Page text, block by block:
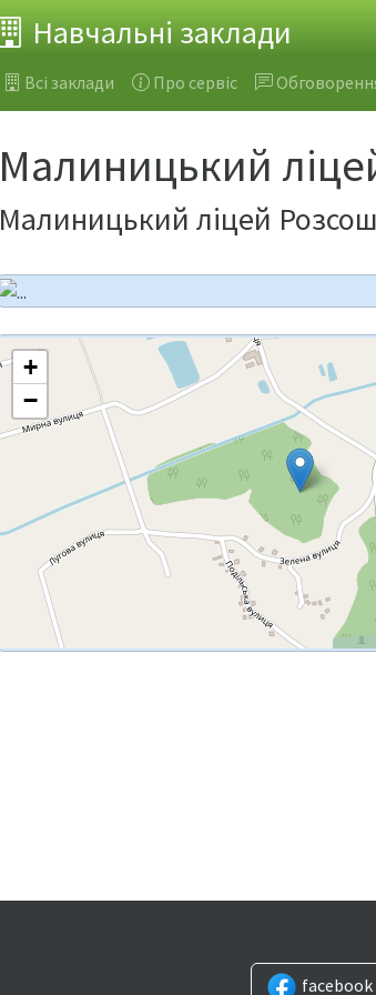
Навчальні заклади
Всі заклади Про сервіс
Малиницький
Малиницький ліцей
+
−
facebook